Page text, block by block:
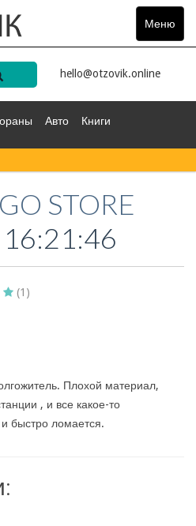
Меню
Toggle
hello@otzovik.online
Авто Книги
STORE
(1 )
Плохой материал,
, и все какое-то
и быстро ломается.